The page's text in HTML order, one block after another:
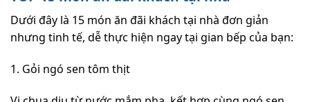
Dưới đây là 15 món ăn đãi khách tại nhà đơn giản
nhưng tinh tế, dễ thực hiện ngay tại gian bếp của bạn:
1. Gỏi ngó sen tôm thịt